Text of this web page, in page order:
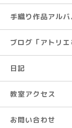
手織り作品アル
ブログ「アトリ
日記
教室アクセス
お問い合わせ